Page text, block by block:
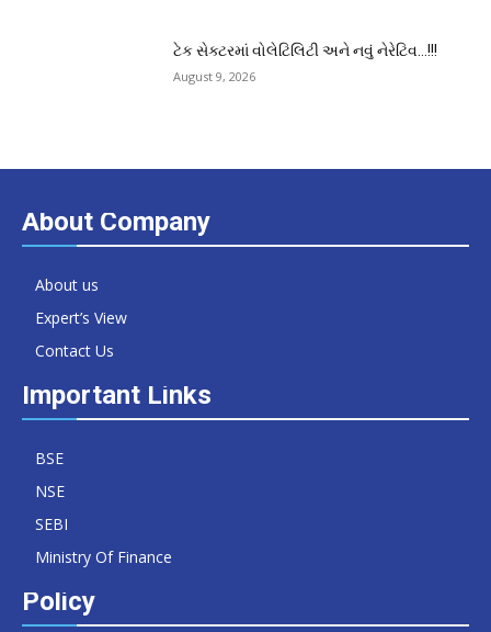
ટેક સેક્ટરમાં વોલેટિલિટી અને નવું નેરેટિવ…!!!
August 9, 2026
About Company
About us
Expert’s View
Contact Us
Important Links
BSE
NSE
SEBI
Ministry Of Finance
Policy